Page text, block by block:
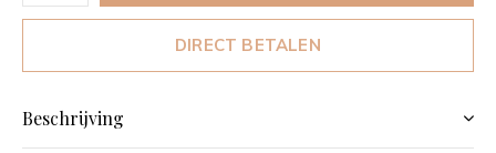
DIRECT BETALEN
Beschrijving